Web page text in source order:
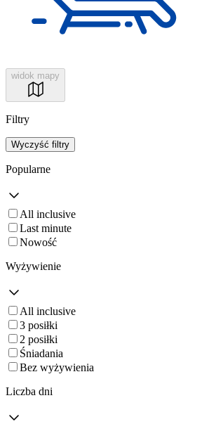
widok mapy
Filtry
Wyczyść filtry
Popularne
All inclusive
Last minute
Nowość
Wyżywienie
All inclusive
3 posiłki
2 posiłki
Śniadania
Bez wyżywienia
Liczba dni